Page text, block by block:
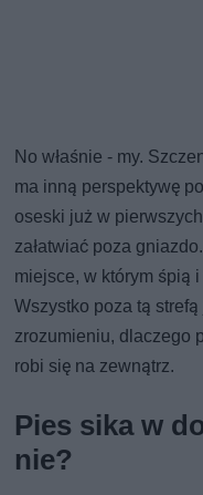
No właśnie - my.
ma inną perspektywę
oseski już w
załatwiać poza
miejsce, w którym śpią
Wszystko poza tą
zrozumieniu, dlaczego
robi się na zewnątrz.
Pies sika w
nie?